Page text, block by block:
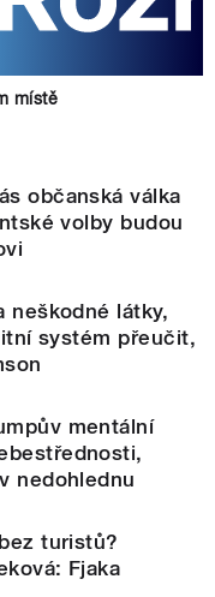
místě
občanská válka
volby budou
neškodné látky,
systém přeučit,
mentální
nedohlednu
turistů?
Fjaka